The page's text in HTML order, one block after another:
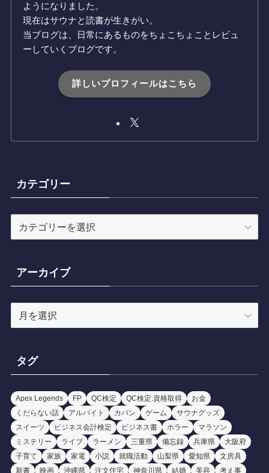
ようになりました。
現在はサウナと読書が生きがい。
当ブログは、日常にあるものをちょこちょことレビュ
ーしていくブログです。
詳しいプロフィールはこちら
カテゴリー
テ
リ
ー
アーカイブ
ー
ブ
タグ
Apex Legends FP QC検定 QC検定.資格取得
お金
くだらない話
アルバイト カバン ゲーム
サウナグッズ
スイーツ
ビジネス会計検定 ビジネス書 ホラー
マラソン
ミステリー
ライブ ラーメン 三重県 備忘録 兵庫県
大阪府
子育て
家族 家電 小説 就職活動 山梨県 愛知県
文房具
新書
映画 沖縄県 注文住宅 神奈川県 結婚 美容 考え事